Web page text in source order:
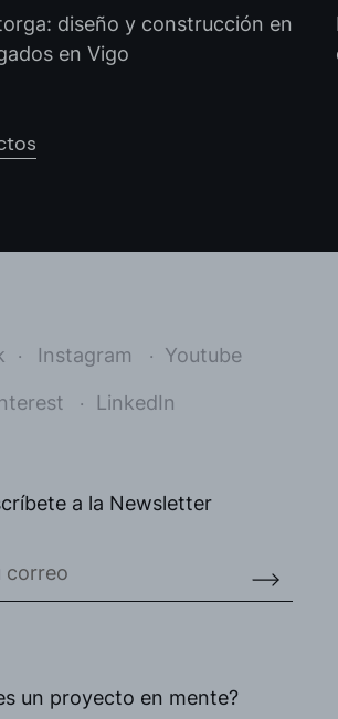
diseño y construcción en
en Vigo
Instagram Youtube
LinkedIn
a la Newsletter
un proyecto en mente?